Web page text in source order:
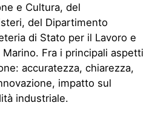
e Cultura, del
del Dipartimento
di Stato per il Lavoro e
Marino. Fra i principali aspetti
accuratezza, chiarezza,
impatto sul
industriale.